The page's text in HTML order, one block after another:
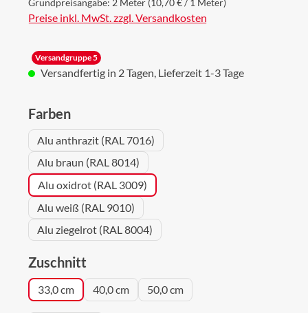
Grundpreisangabe: 2 Meter (10,70 € / 1 Meter)
Preise inkl. MwSt. zzgl. Versandkosten
Versandgruppe 5
Versandfertig in 2 Tagen, Lieferzeit 1-3 Tage
Farbenauswählen
Alu anthrazit (RAL 7016)
Alu braun (RAL 8014)
Alu oxidrot (RAL 3009)
Alu weiß (RAL 9010)
Alu ziegelrot (RAL 8004)
Zuschnitt
33,0 cm 40,0 cm 50,0 cm